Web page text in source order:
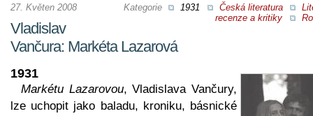
Kategorie 1931 Česká literatura
recenze a kritiky
27. Květen 2008
Vladislav
Vančura: Markéta Lazarová
1931
Markétu Lazarovou, Vladislava Vančury,
lze uchopit jako baladu, kroniku, básnické